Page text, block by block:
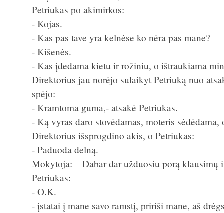
Petriukas po akimirkos:
- Kojas.
- Kas pas tave yra kelnėse ko nėra pas mane?
- Kišenės.
- Kas įdedama kietu ir rožiniu, o ištraukiama
Direktorius jau norėjo sulaikyt Petriuką nuo
spėjo:
- Kramtoma guma,- atsakė Petriukas.
- Ką vyras daro stovėdamas, moteris
Direktorius išsprogdino akis, o Petriukas:
- Paduoda delną.
Mokytoja: – Dabar dar užduosiu porą klausimų
Petriukas:
- O.K.
- įstatai į mane savo ramstį, pririši mane, aš